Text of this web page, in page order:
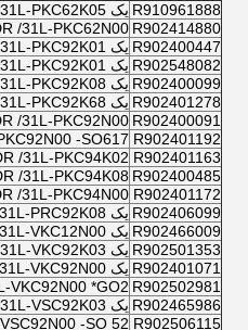
R910961888 یک AA10VSO 71 DR /31L-PKC62K05
R902414880
/31L-PKC62N00
R902400447 یک AA10VSO 71 DR /31L-PKC92K01
R902548082 یک AA10VSO 71 DR /31L-PKC92K01
R902400099 یک AA10VSO 71 DR /31L-PKC92K08
R902401278 یک AA10VSO 71 DR /31L-PKC92K68
R902400091
/31L-PKC92N00
R902401192
-SO617
R902401163
/31L-PKC94K02
R902400485
/31L-PKC94K08
R902401172
/31L-PKC94N00
R902406099 یک AA10VSO 71 DR /31L-PRC92K08
R902466009 یک AA10VSO 71 DR /31L-VKC12N00
R902501353 یک AA10VSO 71 DR /31L-VKC92K03
R902401071 یک AA10VSO 71 DR /31L-VKC92N00
R902502981
VKC92N00 *GO2*
R902465986 یک AA10VSO 71 DR /31L-VSC92K03
R902506115
-SO 52